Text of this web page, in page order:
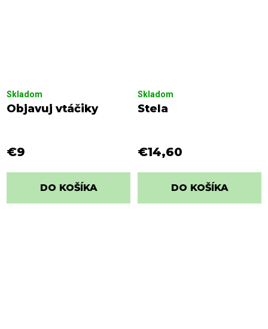
Objavuj vtáčiky
Skladom
€9
DO KOŠÍKA
Stela
Skladom
€14,60
DO KOŠÍKA